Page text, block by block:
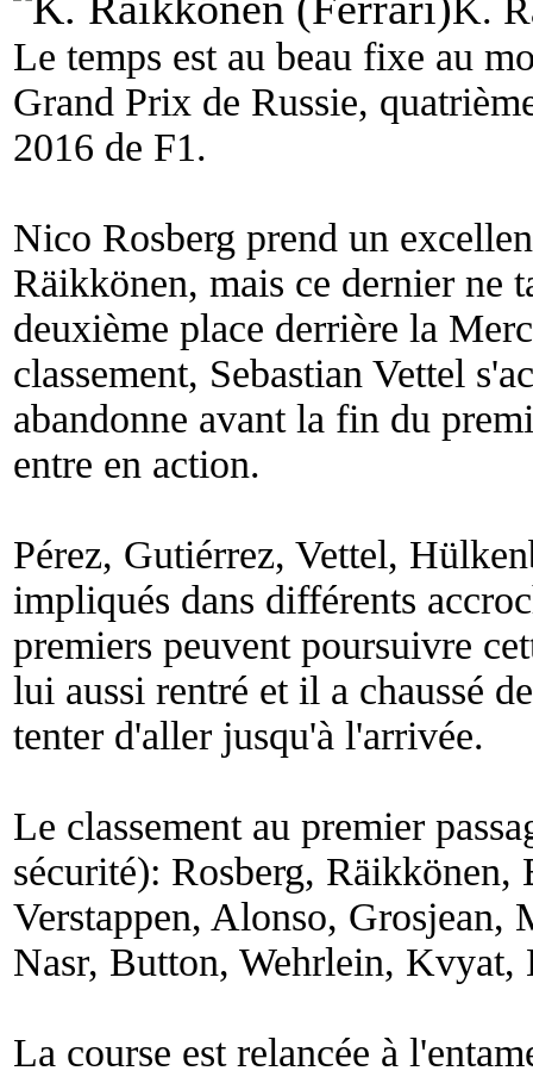
K.
Le temps est au beau fixe au
Grand Prix de Russie,
2016 de F1.
Nico Rosberg prend un
Räikkönen, mais ce dernier ne
deuxième place derrière la
classement, Sebastian Vettel
abandonne avant la fin du
entre en action.
Pérez, Gutiérrez, Vettel,
impliqués dans différents
premiers peuvent poursuivre
lui aussi rentré et il a chaussé
tenter d'aller jusqu'à l'arrivée.
Le classement au premier
sécurité): Rosberg,
Verstappen, Alonso, Grosjean,
Nasr, Button, Wehrlein, Kvyat,
La course est relancée à